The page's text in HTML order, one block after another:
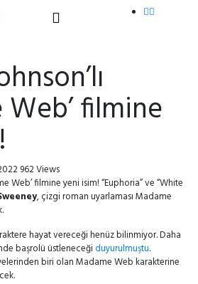
Web’ filmine
962 Views
Web’ filmine yeni isim! “Euphoria” ve “White
, çizgi roman uyarlaması Madame
hayat vereceği henüz bilinmiyor. Daha
başrolü üstleneceği duyurulmuştu.
biri olan Madame Web karakterine